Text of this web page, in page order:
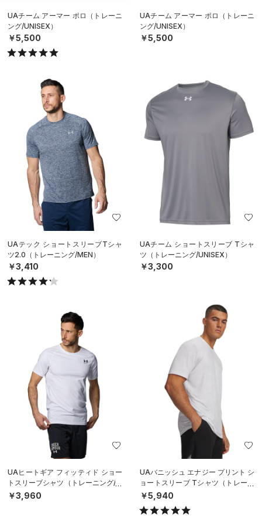
UAチーム アーマー ポロ（トレーニ
ング/UNISEX）
￥5,500
UAチーム アーマー ポロ（トレーニ
ング/UNISEX）
￥5,500
UAテック ショートスリーブTシャ
ツ2.0（トレーニング/MEN）
￥3,410
UAチーム ショートスリーブ Tシャ
ツ（トレーニング/UNISEX）
￥3,300
UAヒートギア フィッティド ショー
トスリーブシャツ（トレーニング/M
EN）
￥3,960
UAバニッシュ エナジー プリント シ
ョートスリーブ Tシャツ（トレーニ
ング/MEN）
￥5,940